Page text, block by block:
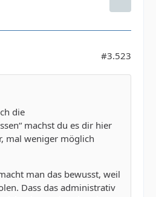
#3.523
die
machst du es dir hier
mal weniger möglich
man das bewusst, weil
Dass das administrativ